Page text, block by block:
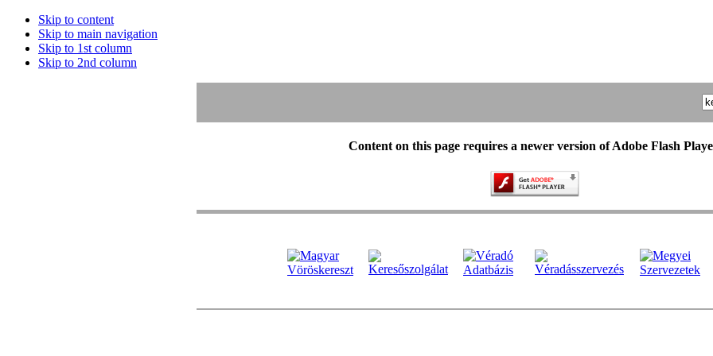
Skip to content
Skip to main navigation
Skip to 1st column
Skip to 2nd column
Content on this page requires a newer version of Adobe Flash